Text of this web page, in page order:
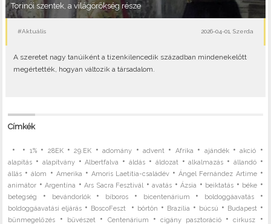
Torinói szentek, a világörökség része
#Aktuális 2026-04-01, Szerda
A szeretet nagy tanúiként a tizenkilencedik században mindenekelőtt
megértették, hogyan változik a társadalom.
Címkék
• • 1%• 28EK•29.EK •adomány •advent • Afrika • ajándék•akció •
alapítás • alapítvány•Albertfalva •áldás • áldozat•alkalmazás • állandó•
állás •álom • Amerika • Amoris Laetitia-családév •Ángel Fernández Artime•
animátor •Argentína •Ars Sacra Fesztivál •avatás •Ázsia • beiktatás • béke •
betegség • bevándorlók• bíboros • bicentenárium • boldoggáavatás•
boldoggáavatási eljárás • BoscoFeszt • börtön • Brazília • búcsú • Budapest•
bűnmegelőzés • bűvészet• Centenárium •cigány pasztoráció•cirkusz •